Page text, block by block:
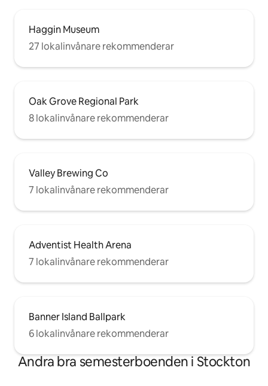
Haggin Museum
27 lokalinvånare rekommenderar
Oak Grove Regional Park
8 lokalinvånare rekommenderar
Valley Brewing Co
7 lokalinvånare rekommenderar
Adventist Health Arena
7 lokalinvånare rekommenderar
Banner Island Ballpark
6 lokalinvånare rekommenderar
Andra bra semesterboenden i Stockton